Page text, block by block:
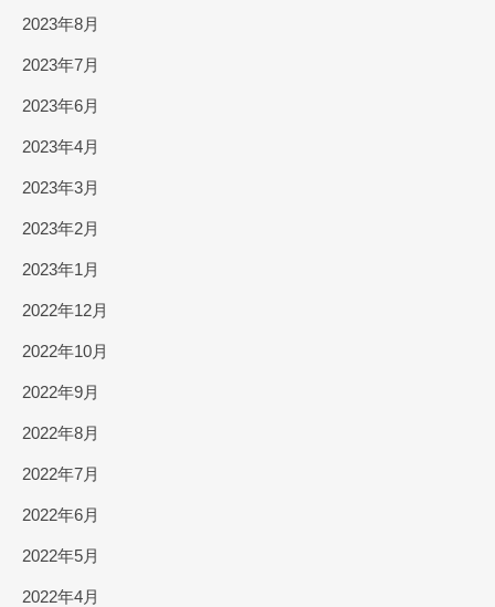
2023年8月
2023年7月
2023年6月
2023年4月
2023年3月
2023年2月
2023年1月
2022年12月
2022年10月
2022年9月
2022年8月
2022年7月
2022年6月
2022年5月
2022年4月